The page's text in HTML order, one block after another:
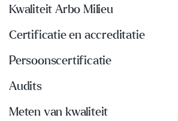
Kwaliteit Arbo Milieu
Certificatie en accreditatie
Persoonscertificatie
Audits
Meten van kwaliteit